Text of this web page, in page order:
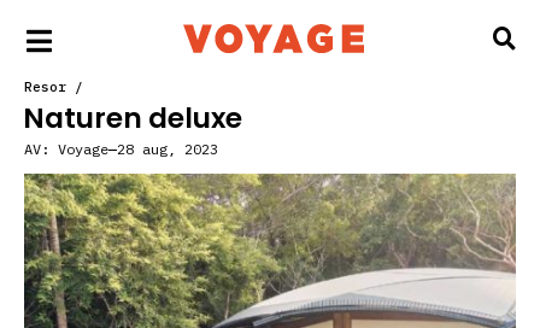
Resor /
Naturen deluxe
AV: Voyage 28 aug, 2023